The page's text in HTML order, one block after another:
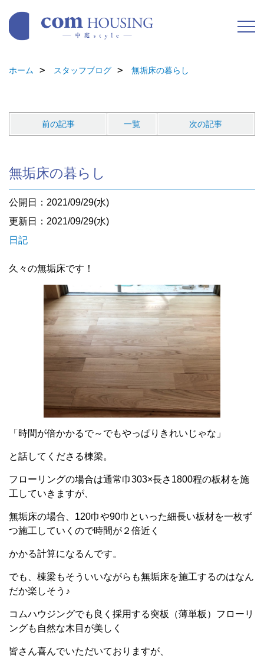
ホーム スタッフブログ 無垢床の暮らし
前の記事 一覧 次の記事
無垢床の暮らし
公開日：2021/09/29(水)
更新日：2021/09/29(水)
日記
久々の無垢床です！
「時間が倍かかるで～でもやっぱりきれいじゃな」
と話してくださる棟梁。
フローリングの場合は通常巾303×長さ1800程の板材を施
工していきますが、
無垢床の場合、120巾や90巾といった細長い板材を一枚ず
つ施工していくので時間が２倍近く
かかる計算になるんです。
でも、棟梁もそういいながらも無垢床を施工するのはなん
だか楽しそう♪
コムハウジングでも良く採用する突板（薄単板）フローリ
ングも自然な木目が美しく
皆さん喜んでいただいておりますが、